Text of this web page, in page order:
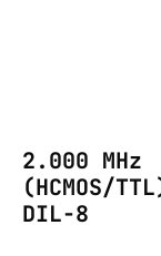
2.000 MHz
(HCMOS/
DIL-8